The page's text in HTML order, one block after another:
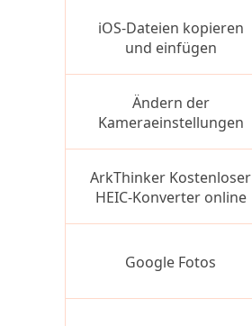
iOS-Dateien kopieren
und einfügen
Ändern der
Kameraeinstellungen
ArkThinker Kostenloser
HEIC-Konverter online
Google Fotos